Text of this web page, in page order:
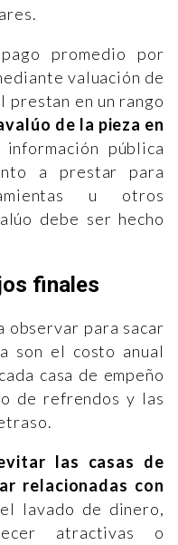
promedio por
valuación de
prestan en un rango
de la pieza en
pública
a prestar para
u otros
debe ser hecho
finales
observar para sacar
son el costo anual
casa de empeño
de refrendos y las
las casas de
relacionadas con
lavado de dinero,
atractivas o